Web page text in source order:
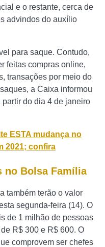
e o restante, cerca de
advindos do auxílio
para saque. Contudo,
feitas compras online,
transações por meio do
a Caixa informou
do dia 4 de janeiro
ESTA mudança no
2021; confira
no Bolsa Família
também terão o valor
segunda-feira (14). O
de 1 milhão de pessoas
R$ 300 e R$ 600. O
comprovem ser chefes